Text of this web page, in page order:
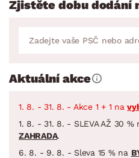
Zjistěte dobu dodání
Aktuální akce
1. 8. - 31. 8. - Akce 1 + 1 na
1. 8. - 31. 8. - SLEVA AŽ 30
ZAHRADA.
6. 8. - 9. 8. - Sleva 15 % na